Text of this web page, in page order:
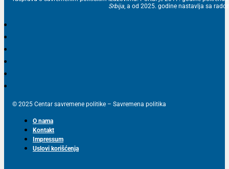
Srbija , a od 2025. godine nastavlja sa
© 2025 Centar savremene politike – Savremena politika
O nama
Kontakt
Impressum
Uslovi korišćenja